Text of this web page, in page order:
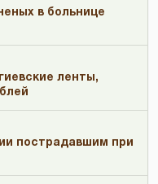
в больнице
ленты,
пострадавшим при